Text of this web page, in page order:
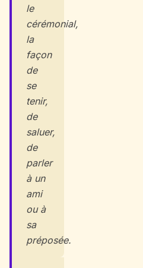
le
cérémonial,
la
façon
de
se
tenir,
de
saluer,
de
parler
à un
ami
ou à
sa
préposée.